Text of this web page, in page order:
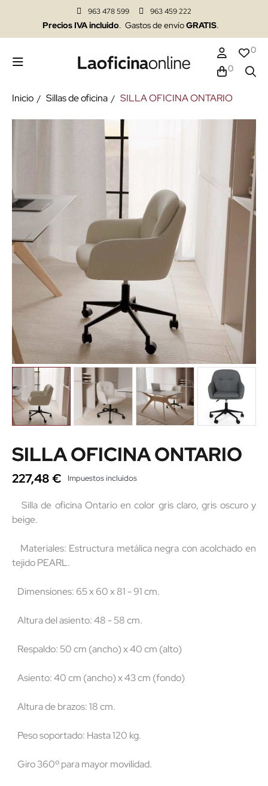
963 478 599 963 459 222
Precios IVA incluido. Gastos de envíoGRATIS.
0
0
Inicio Sillas de oficina SILLA OFICINA ONTARIO
SILLA OFICINA ONTARIO
227,48 € Impuestos incluidos
Silla de oficina Ontario en color gris claro, gris oscuro y
beige.
Materiales: Estructura metálica negra con acolchado en
tejido PEARL.
Dimensiones: 65 x 60 x 81 - 91 cm.
Altura del asiento: 48 - 58 cm.
Respaldo: 50 cm (ancho) x 40 cm (alto)
Asiento: 40 cm (ancho) x 43 cm (fondo)
Altura de brazos: 18 cm.
Peso soportado: Hasta 120 kg.
Giro 360º para mayor movilidad.